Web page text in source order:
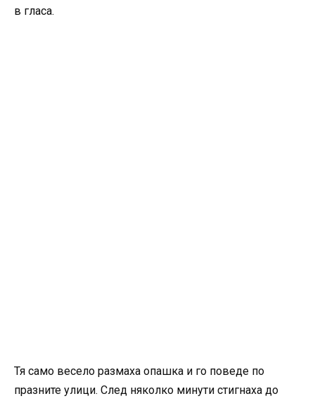
в гласа.
Тя само весело размаха опашка и го поведе по
празните улици. След няколко минути стигнаха до